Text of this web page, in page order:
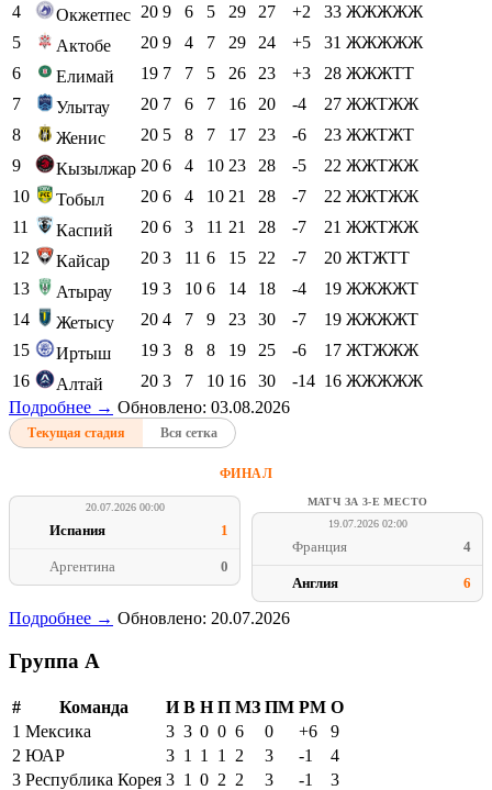
4
Окжетпес 20 9 6 5 29 27 +2 33 ЖЖЖЖЖ
5
Актобе 20 9 4 7 29 24 +5 31 ЖЖЖЖЖ
6
Елимай 19 7 7 5 26 23 +3 28 ЖЖЖТТ
7
Улытау 20 7 6 7 16 20 -4 27 ЖЖТЖЖ
8
Женис 20 5 8 7 17 23 -6 23 ЖЖТЖТ
9
Кызылжар 20 6 4 10 23 28 -5 22 ЖЖТЖЖ
10
Тобыл 20 6 4 10 21 28 -7 22 ЖЖТЖЖ
11
Каспий 20 6 3 11 21 28 -7 21 ЖЖТЖЖ
12
Кайсар 20 3 11 6 15 22 -7 20 ЖТЖТТ
13
Атырау 19 3 10 6 14 18 -4 19 ЖЖЖЖТ
14
Жетысу 20 4 7 9 23 30 -7 19 ЖЖЖЖТ
15
Иртыш 19 3 8 8 19 25 -6 17 ЖТЖЖЖ
16
Алтай 20 3 7 10 16 30 -14 16 ЖЖЖЖЖ
Подробнее → Обновлено: 03.08.2026
Текущая стадия Вся сетка
ФИНАЛ
20.07.2026 00:00
Испания 1
Аргентина 0
МАТЧ ЗА 3-Е МЕСТО
19.07.2026 02:00
Франция 4
Англия 6
Подробнее → Обновлено: 20.07.2026
Группа A
# Команда И В Н П МЗ ПМ РМ О
1 Мексика 3 3 0 0 6 0 +6
9
2 ЮАР 3 1 1 1 2 3 -1
4
3 Республика Корея 3 1 0 2 2 3 -1
3